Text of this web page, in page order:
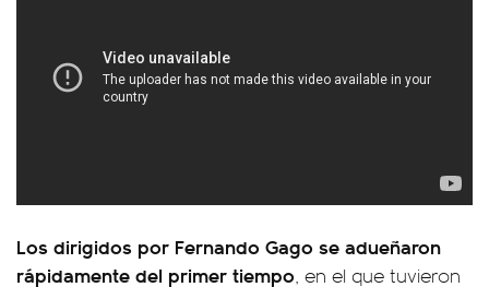
Los dirigidos por Fernando Gago se adueñaron
rápidamente del primer tiempo, en el que tuvieron